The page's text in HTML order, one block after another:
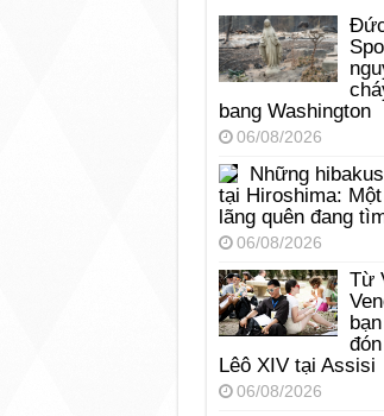
bang Washington
06/08/2026
Những
tại Hiroshima:
lãng quên đang
06/08/2026
Từ
Lêô XIV tại Assisi
06/08/2026